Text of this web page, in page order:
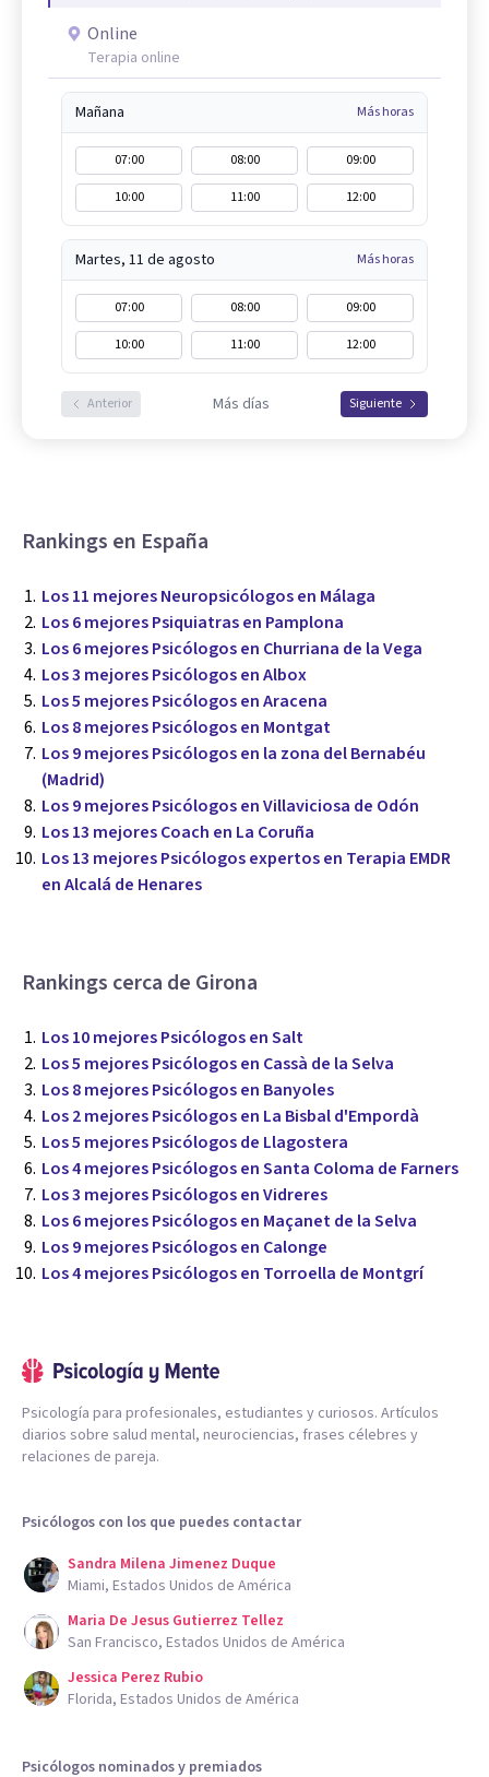
Online
Terapia online
Mañana Más horas
07:00 08:00
09:00
10:00
11:00 12:00
Martes, 11 de agosto Más horas
07:00 08:00
09:00
10:00
11:00 12:00
Anterior Más días Siguiente
Rankings en España
Los 11 mejores Neuropsicólogos en Málaga
Los 6 mejores Psiquiatras en Pamplona
Los 6 mejores Psicólogos en Churriana de la Vega
Los 3 mejores Psicólogos en Albox
Los 5 mejores Psicólogos en Aracena
Los 8 mejores Psicólogos en Montgat
Los 9 mejores Psicólogos en la zona del Bernabéu
(Madrid)
Los 9 mejores Psicólogos en Villaviciosa de Odón
Los 13 mejores Coach en La Coruña
Los 13 mejores Psicólogos expertos en Terapia EMDR
en Alcalá de Henares
Rankings cerca de Girona
Los 10 mejores Psicólogos en Salt
Los 5 mejores Psicólogos en Cassà de la Selva
Los 8 mejores Psicólogos en Banyoles
Los 2 mejores Psicólogos en La Bisbal d'Empordà
Los 5 mejores Psicólogos de Llagostera
Los 4 mejores Psicólogos en Santa Coloma de Farners
Los 3 mejores Psicólogos en Vidreres
Los 6 mejores Psicólogos en Maçanet de la Selva
Los 9 mejores Psicólogos en Calonge
Los 4 mejores Psicólogos en Torroella de Montgrí
Psicología para profesionales, estudiantes y curiosos. Artículos
diarios sobre salud mental, neurociencias, frases célebres y
relaciones de pareja.
Psicólogos con los que puedes contactar
Sandra Milena Jimenez Duque
Miami, Estados Unidos de América
Maria De Jesus Gutierrez Tellez
San Francisco, Estados Unidos de América
Jessica Perez Rubio
Florida, Estados Unidos de América
Psicólogos nominados y premiados